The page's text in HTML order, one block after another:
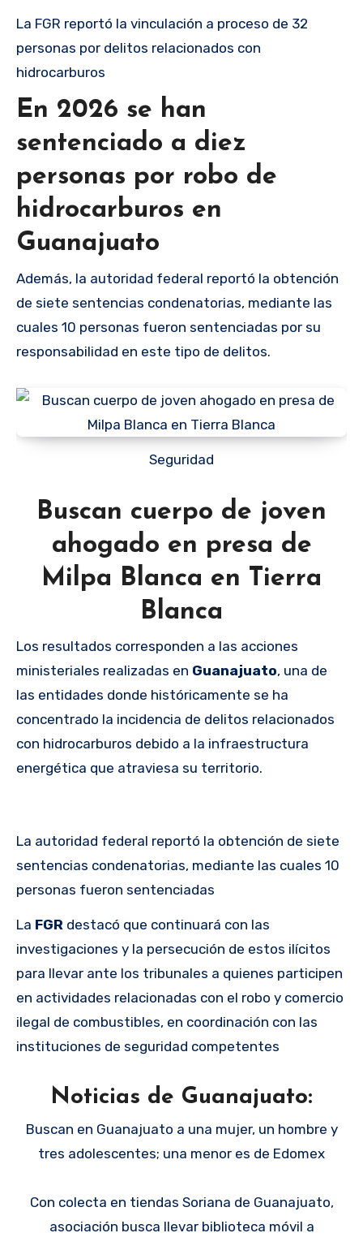
La FGR reportó la vinculación a proceso de 32
personas por delitos relacionados con
hidrocarburos
En 2026 se han
sentenciado a diez
personas por robo de
hidrocarburos en
Guanajuato
Además, la autoridad federal reportó la obtención
de siete sentencias condenatorias, mediante las
cuales 10 personas fueron sentenciadas por su
responsabilidad en este tipo de delitos.
Seguridad
Buscan cuerpo de joven
ahogado en presa de
Milpa Blanca en Tierra
Blanca
Los resultados corresponden a las acciones
ministeriales realizadas en Guanajuato, una de
las entidades donde históricamente se ha
concentrado la incidencia de delitos relacionados
con hidrocarburos debido a la infraestructura
energética que atraviesa su territorio.
La autoridad federal reportó la obtención de siete
sentencias condenatorias, mediante las cuales 10
personas fueron sentenciadas
La FGR destacó que continuará con las
investigaciones y la persecución de estos ilícitos
para llevar ante los tribunales a quienes participen
en actividades relacionadas con el robo y comercio
ilegal de combustibles, en coordinación con las
instituciones de seguridad competentes
Noticias de Guanajuato:
Buscan en Guanajuato a una mujer, un hombre y
tres adolescentes; una menor es de Edomex
Con colecta en tiendas Soriana de Guanajuato,
asociación busca llevar biblioteca móvil a